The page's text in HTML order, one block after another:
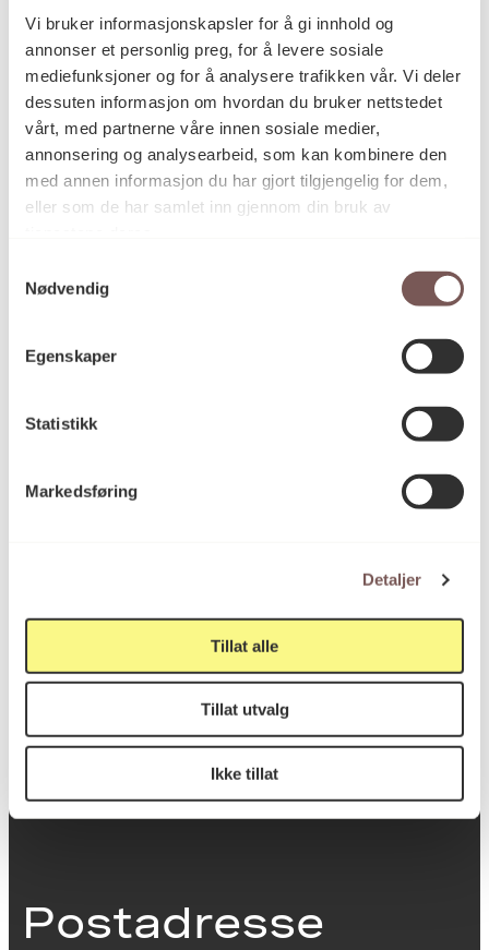
Vi bruker informasjonskapsler for å gi innhold og
annonser et personlig preg, for å levere sosiale
mediefunksjoner og for å analysere trafikken vår. Vi deler
dessuten informasjon om hvordan du bruker nettstedet
vårt, med partnerne våre innen sosiale medier,
annonsering og analysearbeid, som kan kombinere den
med annen informasjon du har gjort tilgjengelig for dem,
eller som de har samlet inn gjennom din bruk av
Nødvendig
Egenskaper
Statistikk
Markedsføring
Detaljer
Tillat alle
Tillat utvalg
Ikke tillat
dialog med skolens ansatte og studenter
Detaljer
Datering 1996
Teknikk og
Reference KORO.007150
Postadresse